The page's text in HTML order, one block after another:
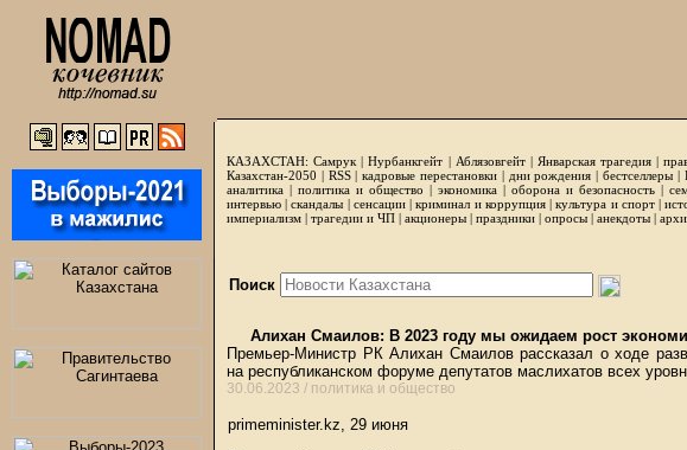
КАЗАХСТАН: Самрук |Нурбанкгейт | Аблязовгейт| Январская трагедия |
Казахстан-2050 | RSS|кадровые перестановки| дни рождения | бестселлеры|
аналитика | политика и общество | экономика | оборона и безопасность |
интервью |скандалы | сенсации|криминал и коррупция|культура и спорт|
империализм | трагедии и ЧП | акционеры | праздники | опросы | анекдоты |
Поиск
Алихан Смаилов: В 2023 году мы ожидаем рост
Премьер-Министр РК Алихан Смаилов рассказал о ходе
на республиканском форуме депутатов маслихатов всех
30.06.2023 / политика и общество
primeminister.kz, 29 июня